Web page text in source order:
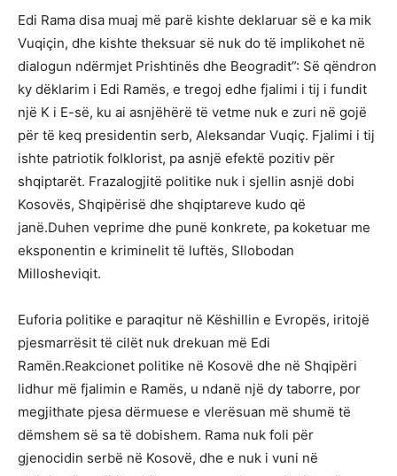
Edi Rama disa muaj më parë kishte deklaruar së e ka mik
Vuqiçin, dhe kishte theksuar së nuk do të implikohet në
dialogun ndërmjet Prishtinës dhe Beogradit”: Së qëndron
ky dëklarim i Edi Ramës, e tregoj edhe fjalimi i tij i fundit
një K i E-së, ku ai asnjëhërë të vetme nuk e zuri në gojë
për të keq presidentin serb, Aleksandar Vuqiç. Fjalimi i tij
ishte patriotik folklorist, pa asnjë efektë pozitiv për
shqiptarët. Frazalogjitë politike nuk i sjellin asnjë dobi
Kosovës, Shqipërisë dhe shqiptareve kudo që
janë.Duhen veprime dhe punë konkrete, pa koketuar me
eksponentin e kriminelit të luftës, Sllobodan
Millosheviqit.
Euforia politike e paraqitur në Këshillin e Evropës, iritojë
pjesmarrësit të cilët nuk drekuan më Edi
Ramën.Reakcionet politike në Kosovë dhe në Shqipëri
lidhur më fjalimin e Ramës, u ndanë një dy taborre, por
megjithate pjesa dërmuese e vlerësuan më shumë të
dëmshem së sa të dobishem. Rama nuk foli për
gjenocidin serbë në Kosovë, dhe e nuk i vuni në